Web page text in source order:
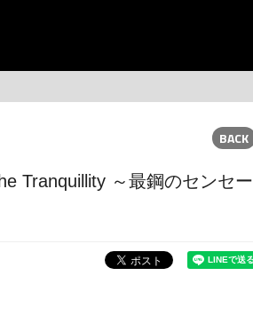
BACK
Tranquillity ～最鋼のセンセー